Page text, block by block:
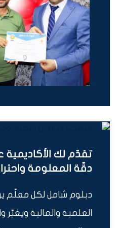
تقدّم لك
دقّة المعلومة
دبلوم شامل لكل معلّم
العلمية والمالية ويغيّر